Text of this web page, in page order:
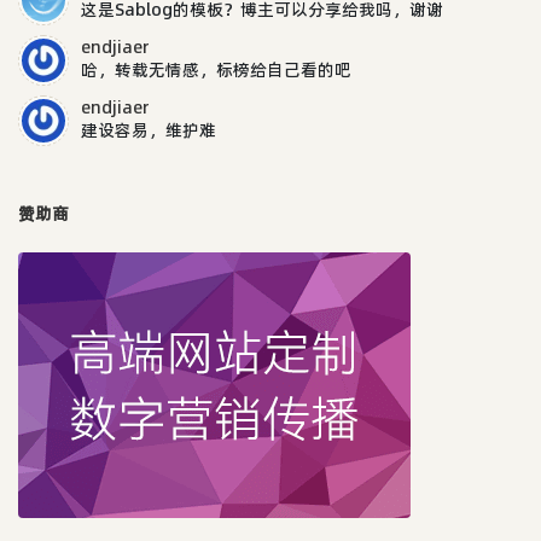
这是Sablog的模板？博主可以分享给我吗，谢谢
endjiaer
哈，转载无情感，标榜给自己看的吧
endjiaer
建设容易，维护难
赞助商